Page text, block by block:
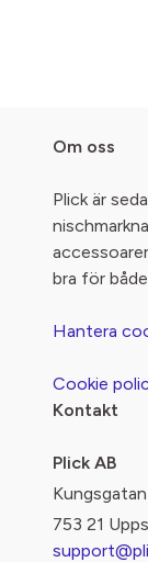
Om oss
Plick är
bra för
Hantera
Cookie
Kontakt
Plick AB
753 21